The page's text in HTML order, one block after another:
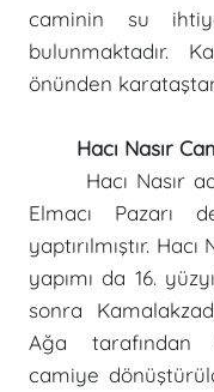
caminin su
bulunmaktadır.
önünden
Hacı Nasır
Hacı Nasır
Elmacı Pazarı
yaptırılmıştır.
yapımı da 16.
sonra
Ağa tarafından
camiye